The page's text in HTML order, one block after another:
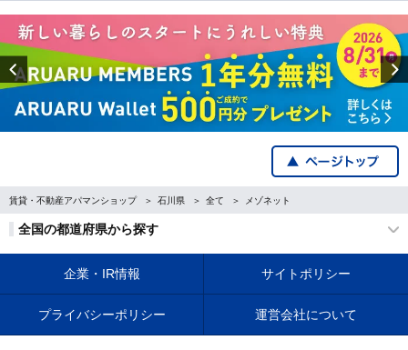
Previous
賃貸・不動産アパマンショップ 石川県 全て メゾネット
全国の都道府県から探す
企業・IR情報 サイトポリシー
プライバシーポリシー 運営会社について